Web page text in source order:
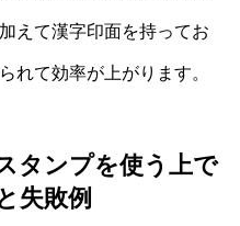
えて漢字印面を持ってお
れて効率が上がります。
タンプを使う上で
失敗例